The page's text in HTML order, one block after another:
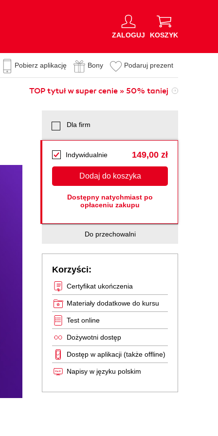
ZALOGUJ KOSZYK
Pobierz aplikację Bony Podaruj prezent
TOP tytuł w super cenie » 50% taniej
Dla firm
Indywidualnie 149,00 zł
Dodaj do koszyka
Dostępny natychmiast po
opłaceniu zakupu
Do przechowalni
Korzyści:
Certyfikat ukończenia
Materiały dodatkowe do kursu
Test online
Dożywotni dostęp
Dostęp w aplikacji (także offline)
Napisy w języku polskim